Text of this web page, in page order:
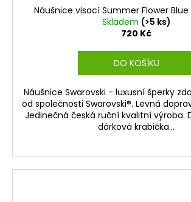
Náušnice visací Summer Flower Blue
Skladem (>5 ks)
720 Kč
DO KOŠÍKU
Náušnice Swarovski - luxusní šperky
od společnosti Swarovski®. Levná
Jedinečná česká ruční kvalitní výroba.
dárková krabička...